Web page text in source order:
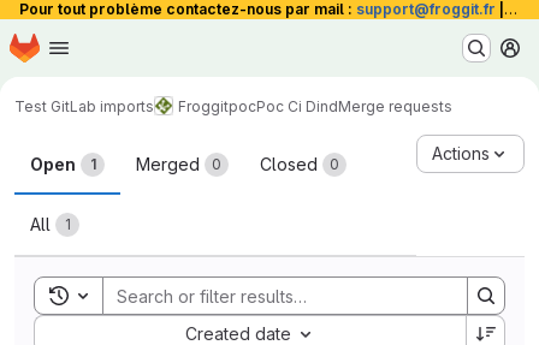
Pour tout problème contactez-nous par mail : support@froggit.fr La
Skip to main content
Homepage
Test GitLab imports FroggitpocPoc Ci DindMerge requests
Merge requests
Open 1 Merged 0 Closed 0
All 1
Actions
Toggle search history
Created date
Sort by: